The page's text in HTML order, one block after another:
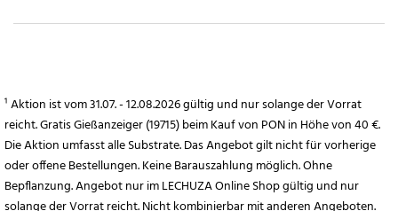
¹ Aktion ist vom 31.07. - 12.08.2026 gültig und nur solange der Vorrat
reicht. Gratis Gießanzeiger (19715) beim Kauf von PON in Höhe von 40 €.
Die Aktion umfasst alle Substrate. Das Angebot gilt nicht für vorherige
oder offene Bestellungen. Keine Barauszahlung möglich. Ohne
Bepflanzung. Angebot nur im LECHUZA Online Shop gültig und nur
solange der Vorrat reicht. Nicht kombinierbar mit anderen Angeboten.